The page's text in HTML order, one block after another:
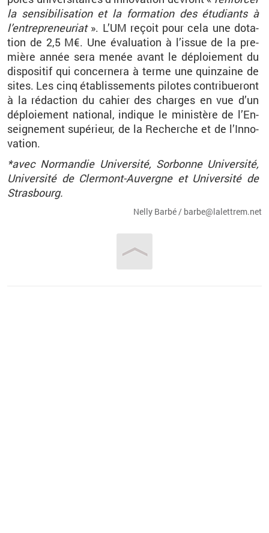
la sen­si­bi­li­sa­tion et la for­ma­tion des étu­diants à
l’en­tre­pre­neu­riat ». L’UM re­çoit pour cela une do­ta­
tion de 2,5 M€. Une éva­lua­tion à l’is­sue de la pre­
mière année sera menée avant le déploie­ment du
dis­po­si­tif qui concer­nera à terme une quin­zaine de
sites. Les cinq éta­blis­se­ments pi­lotes contri­bue­ront
à la ré­dac­tion du ca­hier des charges en vue d’un
déploie­ment na­tio­nal, in­dique le mi­nis­tère de l’En­
sei­gne­ment su­pé­rieur, de la Re­cherche et de l’In­no­
va­tion.
*avec Nor­man­die Uni­ver­sité, Sor­bonne Uni­ver­sité,
Uni­ver­sité de Cler­mont-Au­vergne et Uni­ver­sité de
Stras­bourg.
Nelly Barbé / bar­be@​la­let­trem.​net